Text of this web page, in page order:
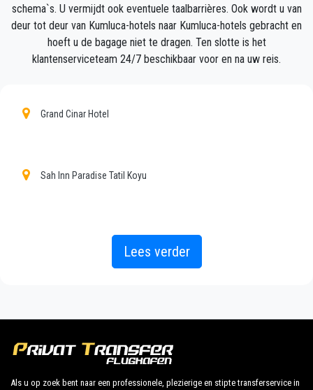
Uw ervaring met onze transferservice zal uitstekend
zijn, aangezien ons team trotse professionals zijn
die ervoor zullen zorgen dat u op tijd wordt
chauffeurs en comfortabele auto's naar overal in
bedrijf, wij zijn het mooie alternatief voor het
openbaar vervoer van of naar Kumluca.
Boek nu uw privétransfer in Antalya en reis naar uw
hotel in Kumluca!
schema`s. U vermijdt ook eventuele taalbarrières. Ook wordt u van
deur tot deur van Kumluca-hotels naar Kumluca-hotels gebracht en
hoeft u de bagage niet te dragen. Ten slotte is het
klantenserviceteam 24/7 beschikbaar voor en na uw reis.
Grand Cinar Hotel
Sah Inn Paradise Tatil Koyu
Lees verder
Als u op zoek bent naar een professionele, plezierige en stipte transferservice in